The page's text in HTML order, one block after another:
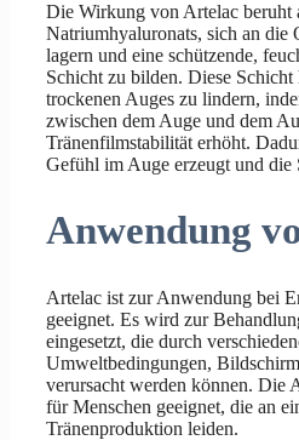
Die Wirkung von Artelac beruht
Natriumhyaluronats, sich an die
lagern und eine schützende,
Schicht zu bilden. Diese
trockenen Auges zu lindern,
zwischen dem Auge und dem
Tränenfilmstabilität erhöht.
Gefühl im Auge erzeugt und die
Anwendung
Artelac ist zur Anwendung bei
geeignet. Es wird zur
eingesetzt, die durch
Umweltbedingungen,
verursacht werden können. Die
für Menschen geeignet, die an
Tränenproduktion leiden.